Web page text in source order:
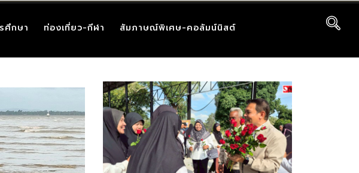
ศึกษา ท่องเที่ยว-กีฬา สัมภาษณ์พิเศษ-คอลัมน์นิสต์